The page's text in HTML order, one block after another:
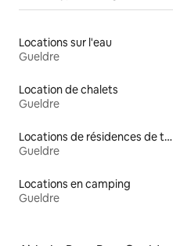
Locations sur l'eau
Gueldre
Location de chalets
Gueldre
Locations de résidences de tourisme
Gueldre
Locations en camping
Gueldre